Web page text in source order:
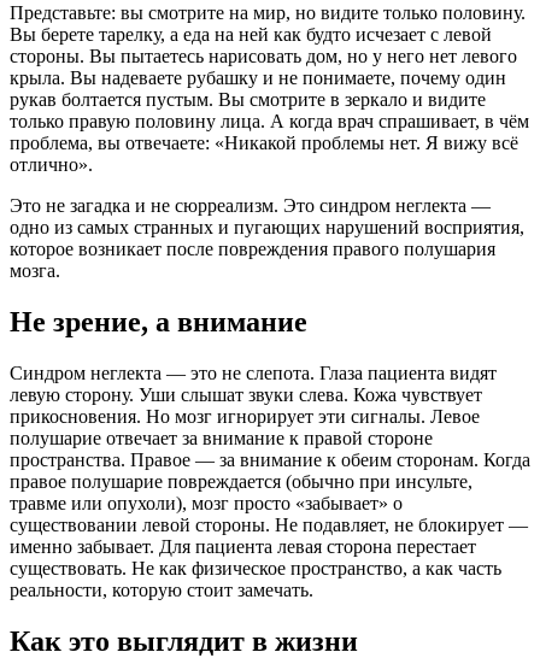
Представьте: вы смотрите на мир, но видите только половину.
Вы берете тарелку, а еда на ней как будто исчезает с левой
стороны. Вы пытаетесь нарисовать дом, но у него нет левого
крыла. Вы надеваете рубашку и не понимаете, почему один
рукав болтается пустым. Вы смотрите в зеркало и видите
только правую половину лица. А когда врач спрашивает, в чём
проблема, вы отвечаете: «Никакой проблемы нет. Я вижу всё
отлично».
Это не загадка и не сюрреализм. Это синдром неглекта —
одно из самых странных и пугающих нарушений восприятия,
которое возникает после повреждения правого полушария
мозга.
Не зрение, а внимание
Синдром неглекта — это не слепота. Глаза пациента видят
левую сторону. Уши слышат звуки слева. Кожа чувствует
прикосновения. Но мозг игнорирует эти сигналы. Левое
полушарие отвечает за внимание к правой стороне
пространства. Правое — за внимание к обеим сторонам. Когда
правое полушарие повреждается (обычно при инсульте,
травме или опухоли), мозг просто «забывает» о
существовании левой стороны. Не подавляет, не блокирует —
именно забывает. Для пациента левая сторона перестает
существовать. Не как физическое пространство, а как часть
реальности, которую стоит замечать.
Как это выглядит в жизни